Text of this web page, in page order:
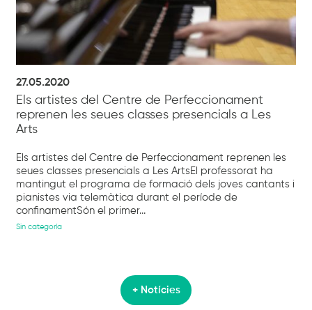
27.05.2020
Els artistes del Centre de Perfeccionament
reprenen les seues classes presencials a Les
Arts
Els artistes del Centre de Perfeccionament reprenen les
seues classes presencials a Les ArtsEl professorat ha
mantingut el programa de formació dels joves cantants i
pianistes via telemàtica durant el període de
confinamentSón el primer...
Sin categoría
+ Notícies